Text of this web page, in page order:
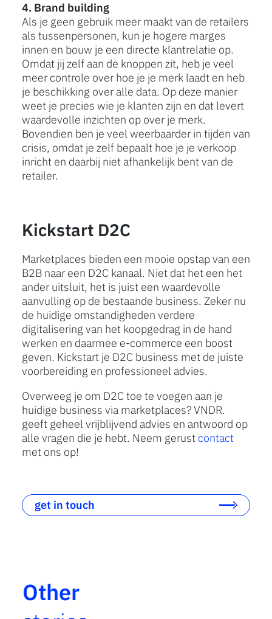
4. Brand building
Als je geen gebruik meer maakt van de retailers
als tussenpersonen, kun je hogere marges
innen en bouw je een directe klantrelatie op.
Omdat jij zelf aan de knoppen zit, heb je veel
meer controle over hoe je je merk laadt en heb
je beschikking over alle data. Op deze manier
weet je precies wie je klanten zijn en dat levert
waardevolle inzichten op over je merk.
Bovendien ben je veel weerbaarder in tijden van
crisis, omdat je zelf bepaalt hoe je je verkoop
inricht en daarbij niet afhankelijk bent van de
retailer.
Kickstart D2C
Marketplaces bieden een mooie opstap van een
B2B naar een D2C kanaal. Niet dat het een het
ander uitsluit, het is juist een waardevolle
aanvulling op de bestaande business. Zeker nu
de huidige omstandigheden verdere
digitalisering van het koopgedrag in de hand
werken en daarmee e-commerce een boost
geven. Kickstart je D2C business met de juiste
voorbereiding en professioneel advies.
Overweeg je om D2C toe te voegen aan je
huidige business via marketplaces? VNDR.
geeft geheel vrijblijvend advies en antwoord op
alle vragen die je hebt. Neem gerust contact
met ons op!
get in touch
Other